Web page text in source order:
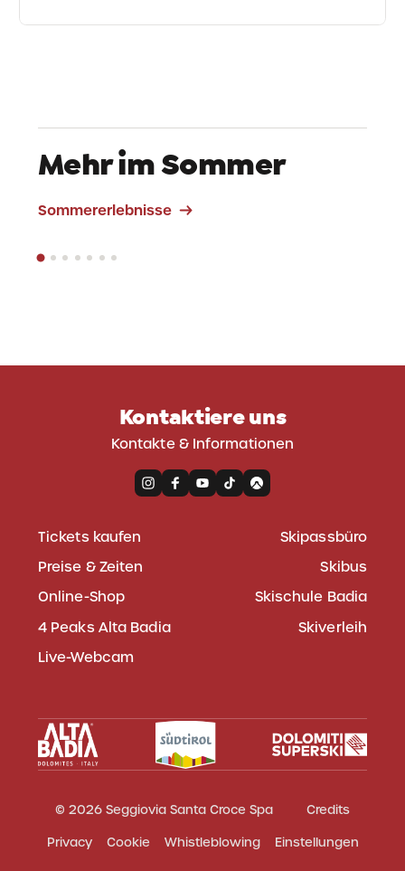
Mehr im Sommer
Sommererlebnisse
Klettern
Kontaktiere uns
Kontakte & Informationen
Tickets kaufen
Preise & Zeiten
Online-Shop
4 Peaks Alta Badia
Live-Webcam
Skipassbüro
Skibus
Skischule Badia
Skiverleih
© 2026 Seggiovia Santa Croce Spa
Credits
Privacy
Cookie Whistleblowing Einstellungen